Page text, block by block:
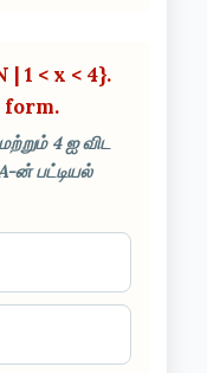
1 < x < 4}.
form.
4 ஐ விட
ன் பட்டியல்